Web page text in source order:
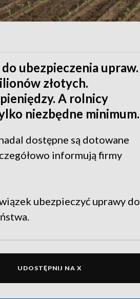
ubezpieczenia upraw.
złotych.
A rolnicy
niezbędne minimum.
dostępne są dotowane
informują firmy
ubezpieczyć uprawy do
UDOSTĘPNIJ NA X